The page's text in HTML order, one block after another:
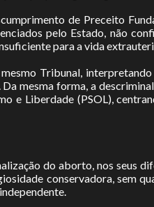
de Preceito
pelo Estado, não
para a vida
Tribunal,
mesma forma, a
e Liberdade (PSOL),
do aborto, nos seus
conservadora, sem